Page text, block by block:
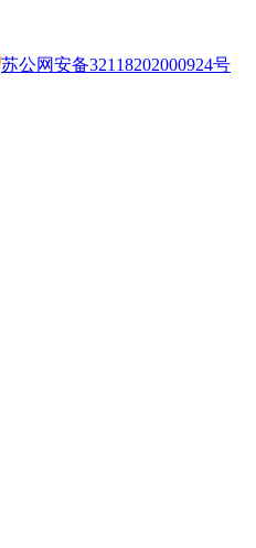
苏公网安备32118202000924号